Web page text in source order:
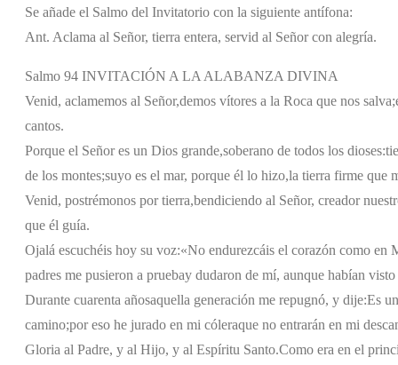
Se añade el Salmo del Invitatorio con la siguiente antífona:
Ant. Aclama al Señor, tierra entera, servid al Señor con alegría.
Salmo 94 INVITACIÓN A LA ALABANZA DIVINA
Venid, aclamemos al Señor,demos vítores a la Roca que nos salva;
cantos.
Porque el Señor es un Dios grande,soberano de todos los dioses:
de los montes;suyo es el mar, porque él lo hizo,la tierra firme que
Venid, postrémonos por tierra,bendiciendo al Señor, creador
que él guía.
Ojalá escuchéis hoy su voz:«No endurezcáis el corazón como en
padres me pusieron a pruebay dudaron de mí, aunque habían visto
Durante cuarenta añosaquella generación me repugnó, y dije:Es
camino;por eso he jurado en mi cóleraque no entrarán en mi
Gloria al Padre, y al Hijo, y al Espíritu Santo.Como era en el